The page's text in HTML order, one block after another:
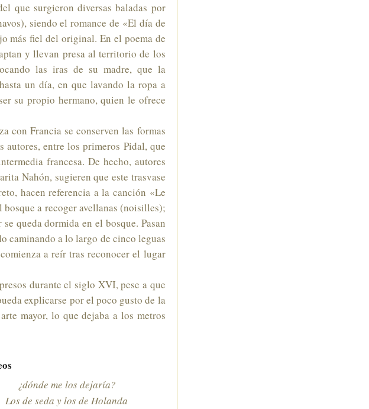
que surgieron diversas baladas por
siendo el romance de «El día de
más fiel del original. En el poema de
y llevan presa al territorio de los
las iras de su madre, que la
un día, en que lavando la ropa a
su propio hermano, quien le ofrece
con Francia se conserven las formas
autores, entre los primeros Pidal, que
francesa. De hecho, autores
Nahón, sugieren que este trasvase
hacen referencia a la canción «Le
a recoger avellanas (noisilles);
queda dormida en el bosque. Pasan
caminando a lo largo de cinco leguas
a reír tras reconocer el lugar
durante el siglo XVI, pese a que
explicarse por el poco gusto de la
mayor, lo que dejaba a los metros
¿dónde me los dejaría?
Los de seda y los de Holanda